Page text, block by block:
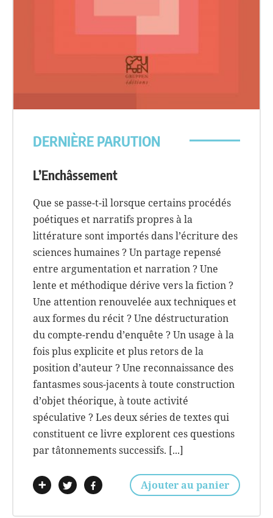
DERNIÈRE PARUTION
L’Enchâssement
Que se passe-t-il lorsque certains procédés
poétiques et narratifs propres à la
littérature sont importés dans l’écriture des
sciences humaines ? Un partage repensé
entre argumentation et narration ? Une
lente et méthodique dérive vers la fiction ?
Une attention renouvelée aux techniques et
aux formes du récit ? Une déstructuration
du compte-rendu d’enquête ? Un usage à la
fois plus explicite et plus retors de la
position d’auteur ? Une reconnaissance des
fantasmes sous-jacents à toute construction
d’objet théorique, à toute activité
spéculative ? Les deux séries de textes qui
constituent ce livre explorent ces questions
par tâtonnements successifs. [...]
16,00 Ajouter au panier